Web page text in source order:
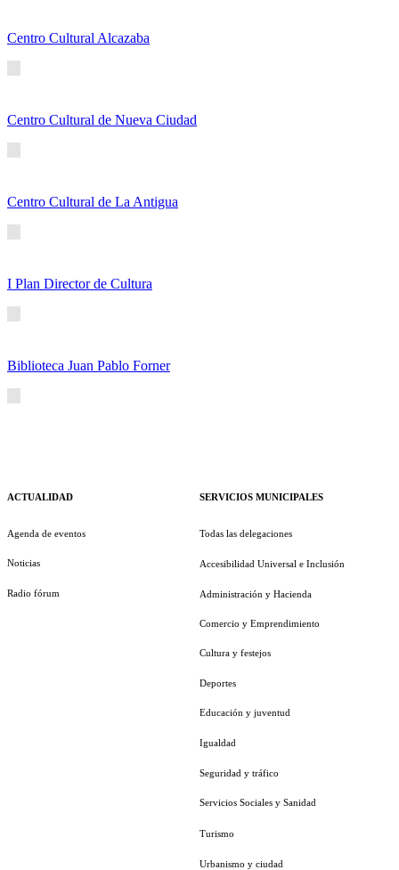
Centro Cultural Alcazaba
Centro Cultural de Nueva Ciudad
Centro Cultural de La Antigua
I Plan Director de Cultura
Biblioteca Juan Pablo Forner
ACTUALIDAD
Agenda de eventos
Noticias
Radio fórum
SERVICIOS MUNICIPALES
Todas las delegaciones
Accesibilidad Universal e Inclusión
Administración y Hacienda
Comercio y Emprendimiento
Cultura y festejos
Deportes
Educación y juventud
Igualdad
Seguridad y tráfico
Servicios Sociales y Sanidad
Turismo
Urbanismo y ciudad